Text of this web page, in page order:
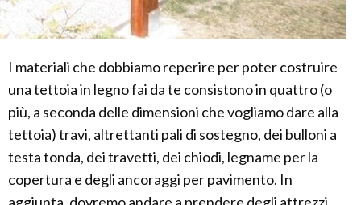
I materiali che dobbiamo reperire per poter costruire
una tettoia in legno fai da te consistono in quattro (o
più, a seconda delle dimensioni che vogliamo dare alla
tettoia) travi, altrettanti pali di sostegno, dei bulloni a
testa tonda, dei travetti, dei chiodi, legname per la
copertura e degli ancoraggi per pavimento. In